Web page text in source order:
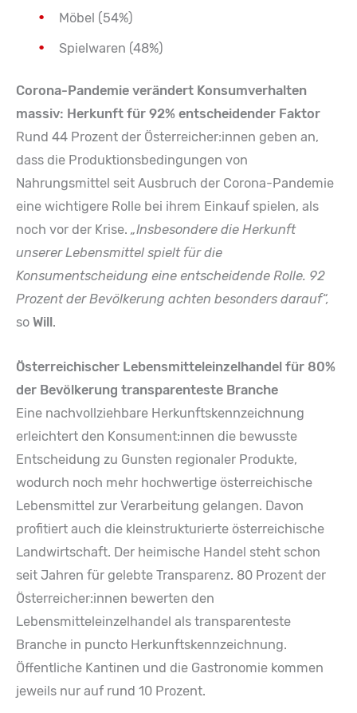
Möbel (54%)
Spielwaren (48%)
Corona-Pandemie verändert Konsumverhalten
massiv: Herkunft für 92% entscheidender Faktor
Rund 44 Prozent der Österreicher:innen geben an,
dass die Produktionsbedingungen von
Nahrungsmittel seit Ausbruch der Corona-Pandemie
eine wichtigere Rolle bei ihrem Einkauf spielen, als
noch vor der Krise. „Insbesondere die Herkunft
unserer Lebensmittel spielt für die
Konsumentscheidung eine entscheidende Rolle. 92
Prozent der Bevölkerung achten besonders darauf“,
so Will .
Österreichischer Lebensmitteleinzelhandel für 80%
der Bevölkerung transparenteste Branche
Eine nachvollziehbare Herkunftskennzeichnung
erleichtert den Konsument:innen die bewusste
Entscheidung zu Gunsten regionaler Produkte,
wodurch noch mehr hochwertige österreichische
Lebensmittel zur Verarbeitung gelangen. Davon
profitiert auch die kleinstrukturierte österreichische
Landwirtschaft. Der heimische Handel steht schon
seit Jahren für gelebte Transparenz. 80 Prozent der
Österreicher:innen bewerten den
Lebensmitteleinzelhandel als transparenteste
Branche in puncto Herkunftskennzeichnung.
Öffentliche Kantinen und die Gastronomie kommen
jeweils nur auf rund 10 Prozent.